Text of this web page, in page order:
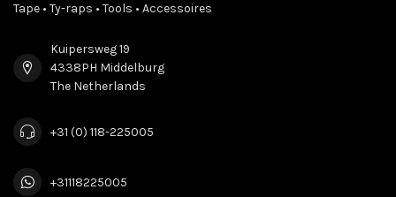
Tape • Ty-raps • Tools • Accessoires
Kuipersweg 19
4338PH Middelburg
The Netherlands
+31 (0) 118-225005
+31118225005